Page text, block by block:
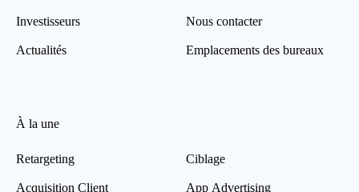
Investisseurs
Actualités
Nous contacter
Emplacements des bureaux
À la une
Retargeting
Acquisition Client
Ciblage
App Advertising